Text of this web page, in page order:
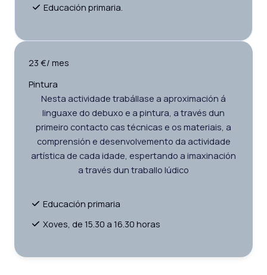
Educación primaria.
23 €/ mes
Pintura
Nesta actividade trabállase a aproximación á
linguaxe do debuxo e a pintura, a través dun
primeiro contacto cas técnicas e os materiais, a
comprensión e desenvolvemento da actividade
artística de cada idade, espertando a imaxinación
a través dun traballo lúdico
Educación primaria
Xoves, de 15.30 a 16.30 horas